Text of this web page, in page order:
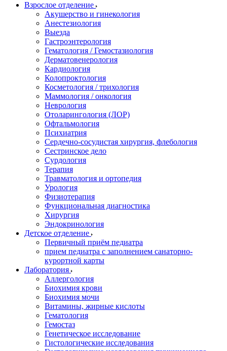
Взрослое отделение
Акушерство и гинекология
Анестезиология
Выезда
Гастроэнтерология
Гематология / Гемостазиология
Дерматовенерология
Кардиология
Колопроктология
Косметология / трихология
Маммология / онкология
Неврология
Отоларингология (ЛОР)
Офтальмология
Психиатрия
Сердечно-сосудистая хирургия, флебология
Сестринское дело
Сурдология
Терапия
Травматология и ортопедия
Урология
Физиотерапия
Функциональная диагностика
Хирургия
Эндокринология
Детское отделение
Первичный приём педиатра
прием педиатра с заполнением санаторно-
курортной карты
Лаборатория
Аллергология
Биохимия крови
Биохимия мочи
Витамины, жирные кислоты
Гематология
Гемостаз
Генетическое исследование
Гистологические исследования